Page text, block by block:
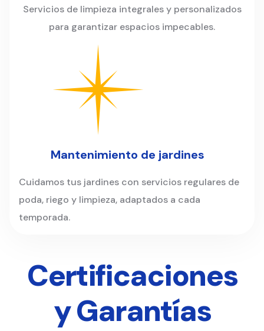
Servicios de limpieza integrales y personalizados
para garantizar espacios impecables.
Mantenimiento de jardines
Cuidamos tus jardines con servicios regulares de
poda, riego y limpieza, adaptados a cada
temporada.
Certificaciones
y Garantías